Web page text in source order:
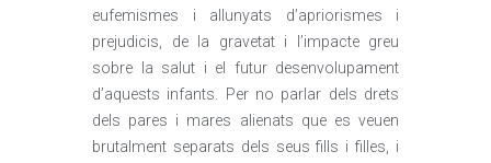
eufemismes i allunyats d’apriorismes i
prejudicis, de la gravetat i l’impacte greu
sobre la salut i el futur desenvolupament
d’aquests infants. Per no parlar dels drets
dels pares i mares alienats que es veuen
brutalment separats dels seus fills i filles, i